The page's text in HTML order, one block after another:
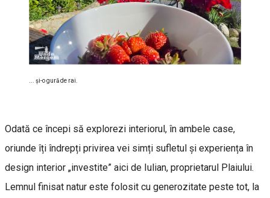
... și-o gură de rai.
Odată ce începi să explorezi interiorul, în ambele case,
oriunde îți îndrepți privirea vei simți sufletul și experiența în
design interior „investite” aici de Iulian, proprietarul Plaiului.
Lemnul finisat natur este folosit cu generozitate peste tot, la